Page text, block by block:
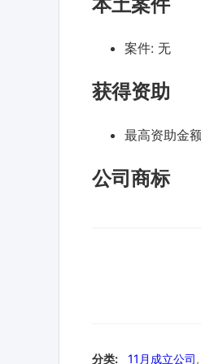
案件: 无
获得资助
最高资助金
公司商标
分类: 11月成立公司,